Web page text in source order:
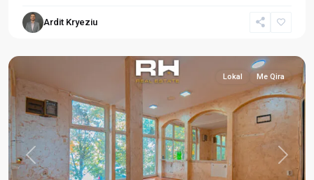
Ardit Kryeziu
Dardani,
Previous Next
Lokal Me Qira